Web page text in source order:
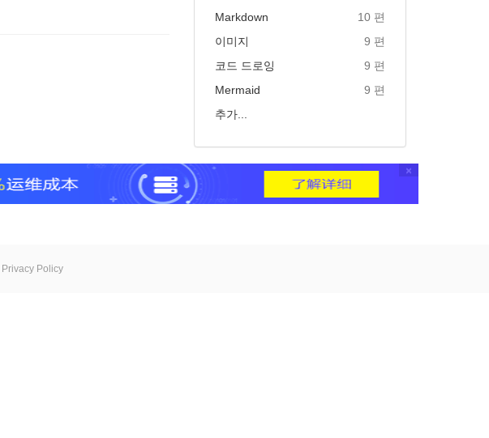
Markdown
10 편
이미지
9 편
코드 드로잉
9 편
Mermaid
9 편
추가...
×
Privacy Policy